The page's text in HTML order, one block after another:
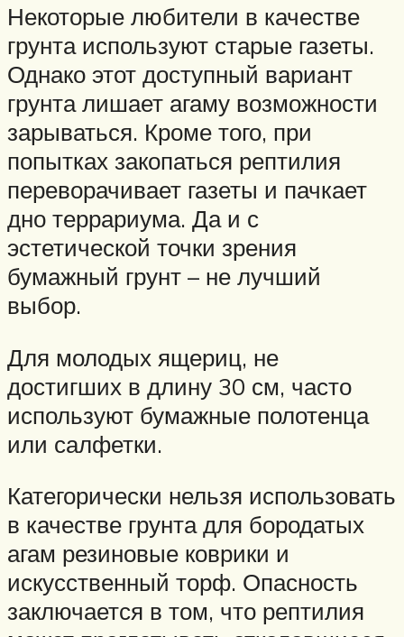
Некоторые любители в качестве
грунта используют старые газеты.
Однако этот доступный вариант
грунта лишает агаму возможности
зарываться. Кроме того, при
попытках закопаться рептилия
переворачивает газеты и пачкает
дно террариума. Да и с
эстетической точки зрения
бумажный грунт – не лучший
выбор.
Для молодых ящериц, не
достигших в длину 30 см, часто
используют бумажные полотенца
или салфетки.
Категорически нельзя использовать
в качестве грунта для бородатых
агам резиновые коврики и
искусственный торф. Опасность
заключается в том, что рептилия